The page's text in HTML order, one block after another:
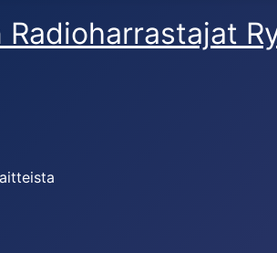
Radioharrastajat